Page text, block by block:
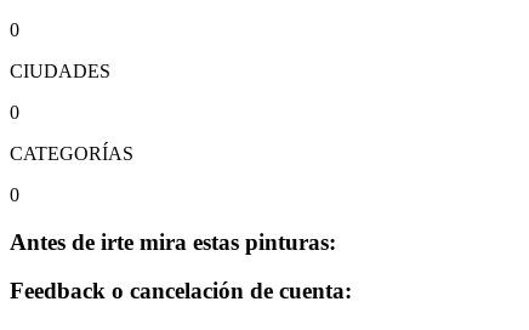
0
CIUDADES
0
CATEGORÍAS
0
Antes de irte mira estas pinturas:
Feedback o cancelación de cuenta: